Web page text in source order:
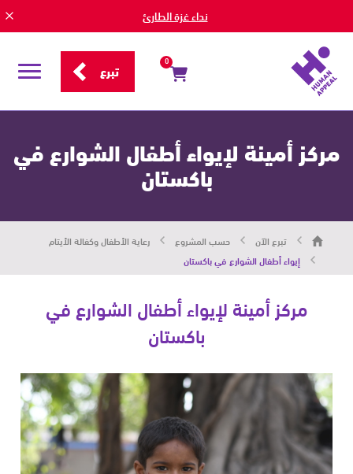
نداء غزة الطارئ
0 تبرع
قائمة
مركز أمينة لإيواء أطفال الشوارع في
باكستان
هيومان
أبيل
حاضرون
من
الإنسان
تبرع الآن حسب المشروع
رعاية الأطفال وكفالة الأيتام
إيواء أطفال الشوارع في باكستان
مركز أمينة لإيواء أطفال الشوارع في
باكستان